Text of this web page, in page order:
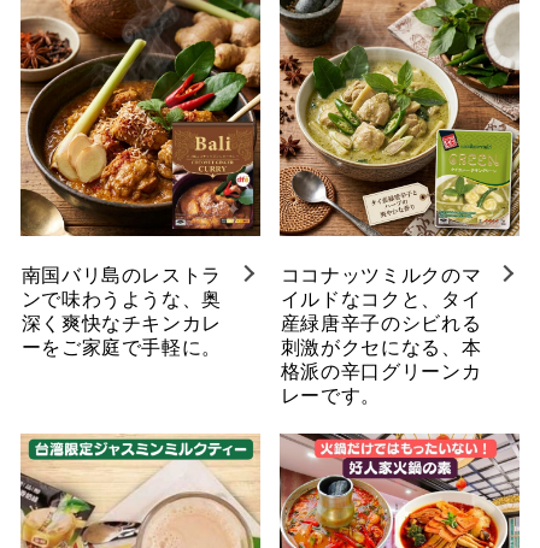
南国バリ島のレストラ
ンで味わうような、奥
深く爽快なチキンカレ
ーをご家庭で手軽に。
ココナッツミルクのマ
イルドなコクと、タイ
産緑唐辛子のシビれる
刺激がクセになる、本
格派の辛口グリーンカ
レーです。